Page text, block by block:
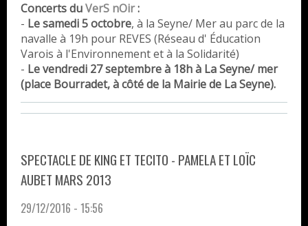
Concerts duVerS nOir:
- Le samedi 5 octobre, à la Seyne/ Merau parc de la
navalle à 19h pour REVES (Réseau d' Éducation
Varois à l'Environnement et à la Solidarité)
- Le vendredi 27 septembreà 18h à La Seyne/ mer
(place Bourradet, à côté de la Mairie de La Seyne).
SPECTACLE DE KING ET TECITO - PAMELA ET LOÏC
AUBET MARS 2013
29/12/2016 - 15:56